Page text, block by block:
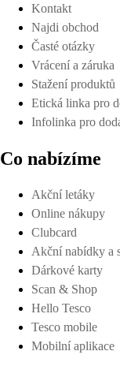
Kontakt
Najdi obchod
Časté otázky
Vrácení a záruka
Stažení produktů
Etická linka pro
Infolinka pro
Co nabízíme
Akční letáky
Online nákupy
Clubcard
Akční nabídky a
Dárkové karty
Scan & Shop
Hello Tesco
Tesco mobile
Mobilní aplikace